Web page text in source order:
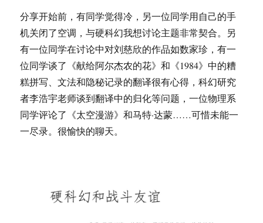
分享开始前，有同学觉得冷，另一位同学用自己的手
机关闭了空调，与硬科幻我想讨论主题非常契合。另
有一位同学在讨论中对刘慈欣的作品如数家珍，有一
位同学谈了《献给阿尔杰农的花》和《1984》中的糟
糕拼写、文法和隐秘记录的翻译很有心得，科幻研究
者李浩宇老师谈到翻译中的归化等问题，一位物理系
同学评论了《太空漫游》和马特·达蒙……可惜未能一
一尽录。很愉快的聊天。